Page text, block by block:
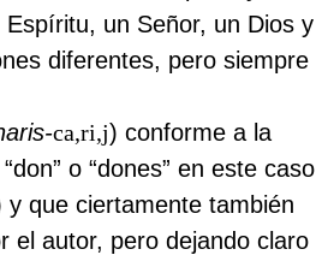
un Señor, un Dios y
diferentes, pero siempre
ca,ri,j) conforme a la
o “dones” en este caso
y que ciertamente también
el autor, pero dejando claro